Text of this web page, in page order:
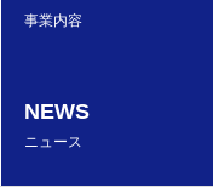
事業内容
NEWS
ニュース